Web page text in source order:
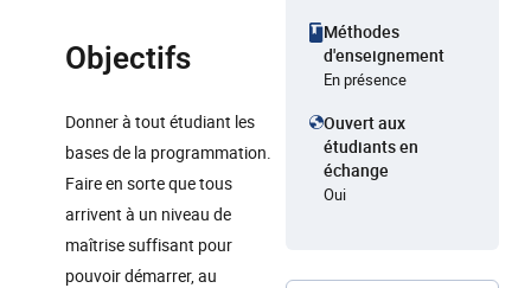
Objectifs
Donner à tout étudiant les
bases de la programmation.
Faire en sorte que tous
arrivent à un niveau de
maîtrise suffisant pour
pouvoir démarrer, au
Méthodes
d'enseignement
En présence
Ouvert aux
étudiants en
échange
Oui